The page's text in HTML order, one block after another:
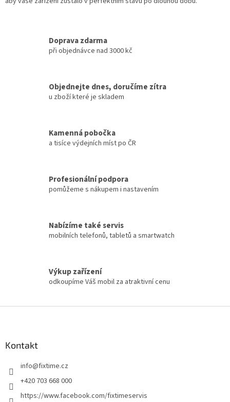
Doprava zdarma
při objednávce nad 3000 kč
Objednejte dnes, doručíme zítra
u zboží které je skladem
Kamenná pobočka
a tisíce výdejních míst po ČR
Profesionální podpora
pomůžeme s nákupem i nastavením
Nabízíme také servis
mobilních telefonů, tabletů a smartwatch
Výkup zařízení
odkoupíme Váš mobil za atraktivní cenu
Kontakt
info@fixtime.cz
+420 703 668 000
https://www.facebook.com/fixtimeservis